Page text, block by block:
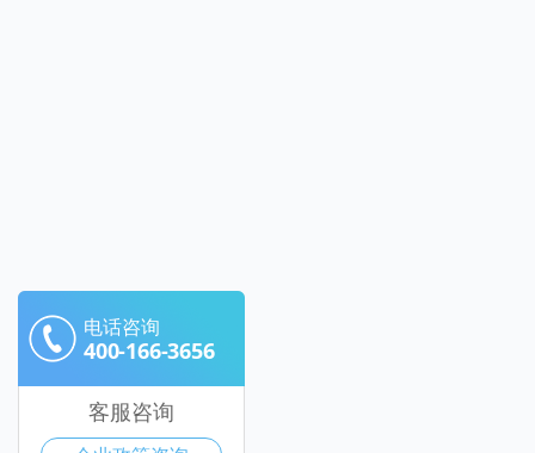
电话咨询
400-166-3656
客服咨询